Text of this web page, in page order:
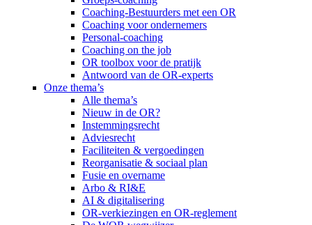
Coaching-Bestuurders met een OR
Coaching voor ondernemers
Personal-coaching
Coaching on the job
OR toolbox voor de pratijk
Antwoord van de OR-experts
Onze thema’s
Alle thema’s
Nieuw in de OR?
Instemmingsrecht
Adviesrecht
Faciliteiten & vergoedingen
Reorganisatie & sociaal plan
Fusie en overname
Arbo & RI&E
AI & digitalisering
OR-verkiezingen en OR-reglement